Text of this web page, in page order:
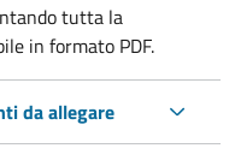
tutta la
in formato PDF.
da allegare